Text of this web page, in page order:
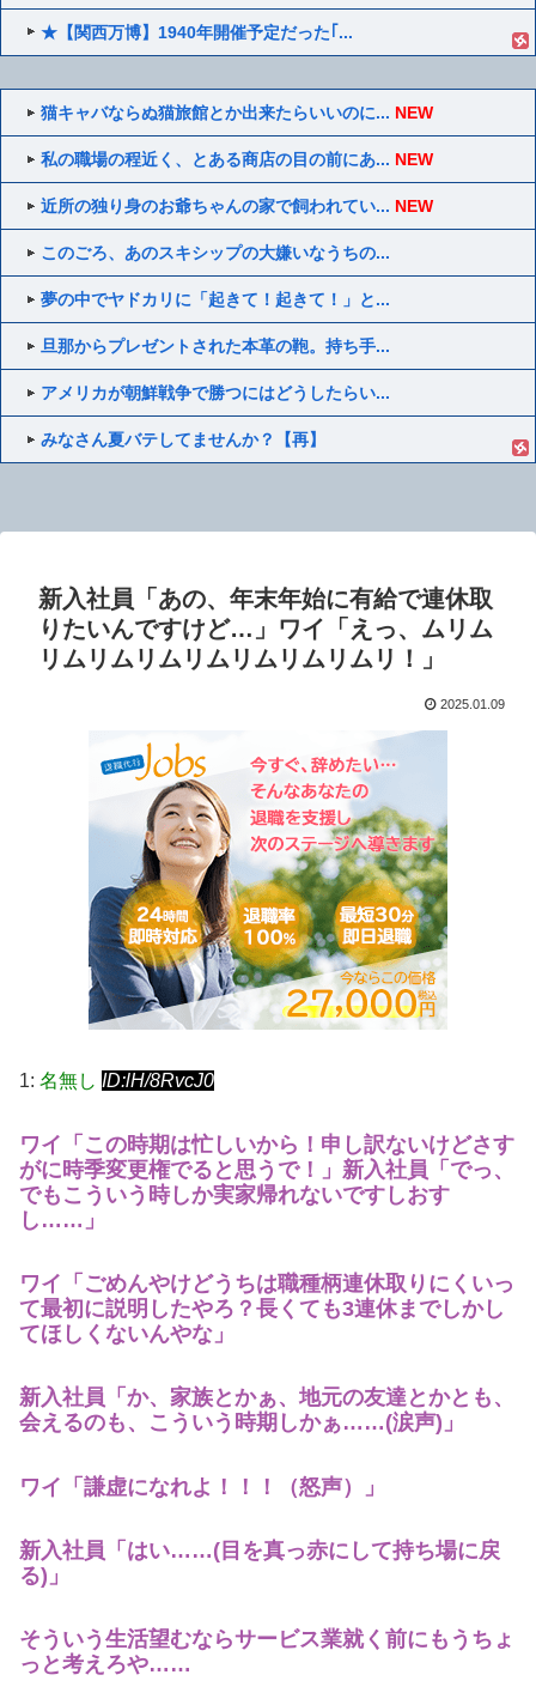
★【関西万博】1940年開催予定だった｢...
猫キャバならぬ猫旅館とか出来たらいいのに... NEW
私の職場の程近く、とある商店の目の前にあ... NEW
近所の独り身のお爺ちゃんの家で飼われてい... NEW
このごろ、あのスキシップの大嫌いなうちの...
夢の中でヤドカリに「起きて！起きて！」と...
旦那からプレゼントされた本革の鞄。持ち手...
アメリカが朝鮮戦争で勝つにはどうしたらい...
みなさん夏バテしてませんか？【再】
新入社員「あの、年末年始に有給で連休取
りたいんですけど…」ワイ「えっ、ムリム
リムリムリムリムリムリムリムリ！」
2025.01.09
1: 名無し ID:lH/8RvcJ0
ワイ「この時期は忙しいから！申し訳ないけどさす
がに時季変更権でると思うで！」 新入社員「でっ、
でもこういう時しか実家帰れないですしおす
し……」
ワイ「ごめんやけどうちは職種柄連休取りにくいっ
て最初に説明したやろ？長くても3連休までしかし
てほしくないんやな」
新入社員「か、家族とかぁ、地元の友達とかとも、
会えるのも、こういう時期しかぁ……(涙声)」
ワイ「謙虚になれよ！！！（怒声）」
新入社員「はい……(目を真っ赤にして持ち場に戻
る)」
そういう生活望むならサービス業就く前にもうちょ
っと考えろや……